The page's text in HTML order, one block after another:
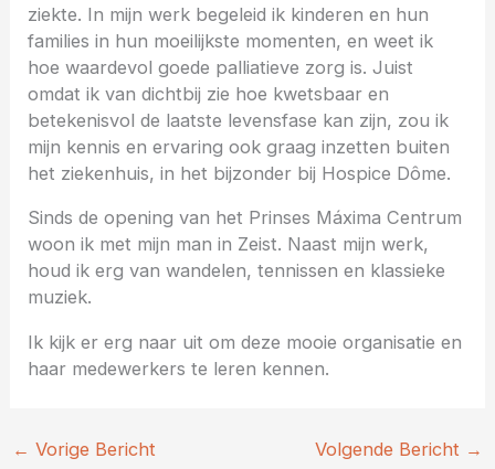
ziekte. In mijn werk begeleid ik kinderen en hun
families in hun moeilijkste momenten, en weet ik
hoe waardevol goede palliatieve zorg is. Juist
omdat ik van dichtbij zie hoe kwetsbaar en
betekenisvol de laatste levensfase kan zijn, zou ik
mijn kennis en ervaring ook graag inzetten buiten
het ziekenhuis, in het bijzonder bij Hospice Dôme.
Sinds de opening van het Prinses Máxima Centrum
woon ik met mijn man in Zeist. Naast mijn werk,
houd ik erg van wandelen, tennissen en klassieke
muziek.
Ik kijk er erg naar uit om deze mooie organisatie en
haar medewerkers te leren kennen.
← Vorige Bericht Volgende Bericht →